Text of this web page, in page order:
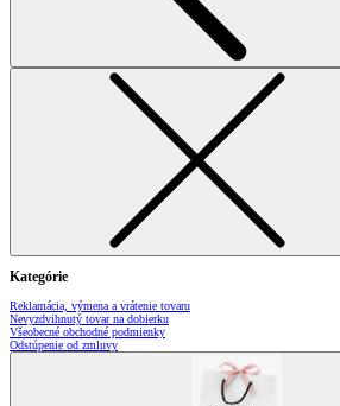
Kategórie
Reklamácia, výmena a vrátenie tovaru
Nevyzdvihnutý tovar na dobierku
Všeobecné obchodné podmienky
Odstúpenie od zmluvy